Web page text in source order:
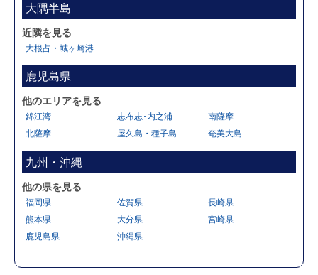
大隅半島
近隣を見る
大根占・城ヶ崎港
鹿児島県
他のエリアを見る
錦江湾 志布志･内之浦
南薩摩
北薩摩
屋久島・種子島 奄美大島
九州・沖縄
他の県を見る
福岡県 佐賀県
長崎県
熊本県
大分県
宮崎県
鹿児島県
沖縄県